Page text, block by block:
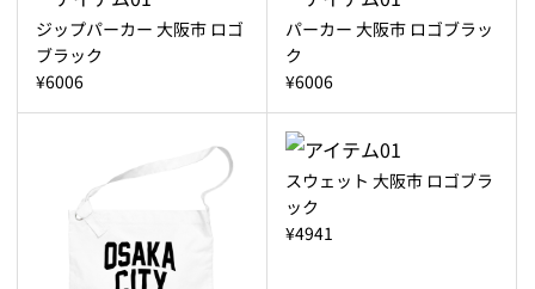
ジップパーカー 大阪市 ロゴ
ブラック
¥6006
パーカー 大阪市 ロゴブラッ
ク
¥6006
スウェット 大阪市 ロゴブラ
ック
¥4941